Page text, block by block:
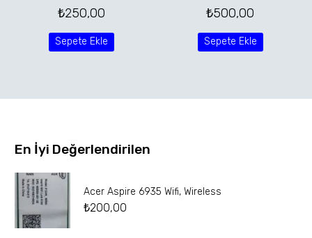
₺250,00
Sepete Ekle
₺500,00
Sepete Ekle
En İyi Değerlendirilen
Acer Aspire 6935 Wifi, Wireless
₺200,00